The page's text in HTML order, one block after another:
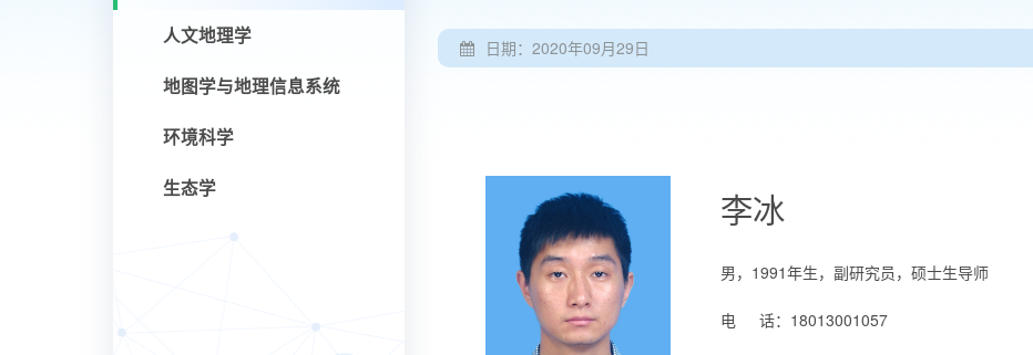
人文地理学
地图学与地理信息系统
环境科学
生态学
日期：2020年09月29日
李冰
男，1991年生，副研究员，硕士生导师
电 话：18013001057